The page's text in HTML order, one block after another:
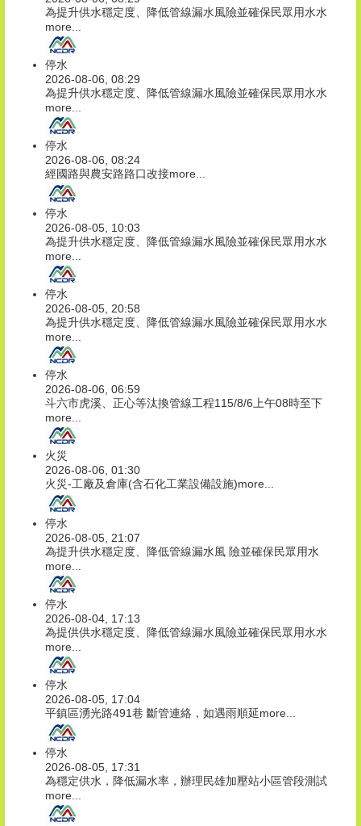
為提升供水穩定度、降低管線漏水風險並確保民眾用水水
more...
停水
2026-08-06, 08:29
為提升供水穩定度、降低管線漏水風險並確保民眾用水水
more...
停水
2026-08-06, 08:24
經國路與農安路路口改接more...
停水
2026-08-05, 10:03
為提升供水穩定度、降低管線漏水風險並確保民眾用水水
more...
停水
2026-08-05, 20:58
為提升供水穩定度、降低管線漏水風險並確保民眾用水水
more...
停水
2026-08-06, 06:59
斗六市虎溪、正心等汰換管線工程115/8/6上午08時至下
more...
火災
2026-08-06, 01:30
火災-工廠及倉庫(含石化工業設備設施)more...
停水
2026-08-05, 21:07
為提升供水穩定度、降低管線漏水風 險並確保民眾用水
more...
停水
2026-08-04, 17:13
為提供供水穩定度、降低管線漏水風險並確保民眾用水水
more...
停水
2026-08-05, 17:04
平鎮區湧光路491巷 斷管連絡，如遇雨順延more...
停水
2026-08-05, 17:31
為穩定供水，降低漏水率，辦理民雄加壓站小區管段測試
more...